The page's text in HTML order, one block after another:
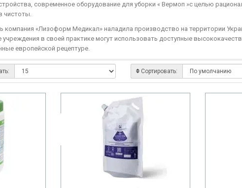
современное оборудование для уборки « Вермоп »с целью
чистоты.
компания «Лизоформ Медикал» наладила производство на территории
учреждения в своей практике могут использовать доступные
европейской рецептуре.
Сортировать: